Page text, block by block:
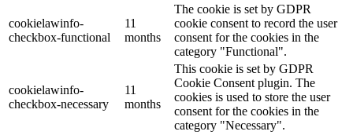
cookielawinfo-
checkbox-functional
11
months
The cookie is set by GDPR
cookie consent to record the user
consent for the cookies in the
category "Functional".
cookielawinfo-
checkbox-necessary
11
months
This cookie is set by GDPR
Cookie Consent plugin. The
cookies is used to store the user
consent for the cookies in the
category "Necessary".